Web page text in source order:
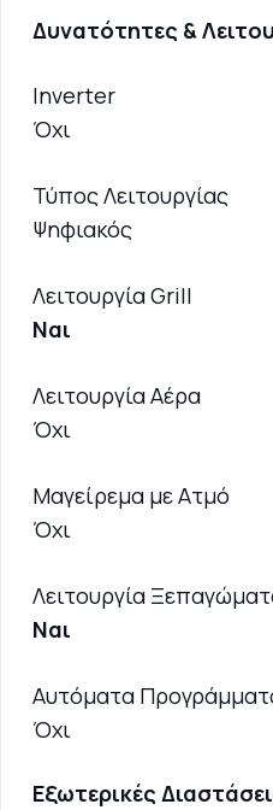
Δυνατότητες &
Inverter
Όχι
Τύπος Λειτουργίας
Ψηφιακός
Λειτουργία Grill
Ναι
Λειτουργία Αέρα
Όχι
Μαγείρεμα με Ατμό
Όχι
Λειτουργία
Ναι
Αυτόματα
Όχι
Εξωτερικές